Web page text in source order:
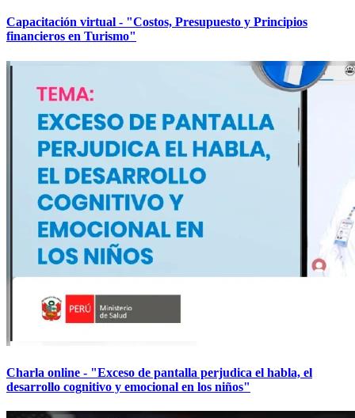
Capacitación virtual - "Costos, Presupuesto y Principios
financieros en Turismo"
Charla online - "Exceso de pantalla perjudica el habla, el
desarrollo cognitivo y emocional en los niños"